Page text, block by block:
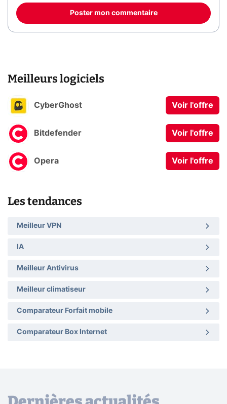
Poster mon commentaire
Meilleurs logiciels
CyberGhost Voir l'offre
Bitdefender Voir l'offre
Opera Voir l'offre
Les tendances
Meilleur VPN
IA
Meilleur Antivirus
Meilleur climatiseur
Comparateur Forfait mobile
Comparateur Box Internet